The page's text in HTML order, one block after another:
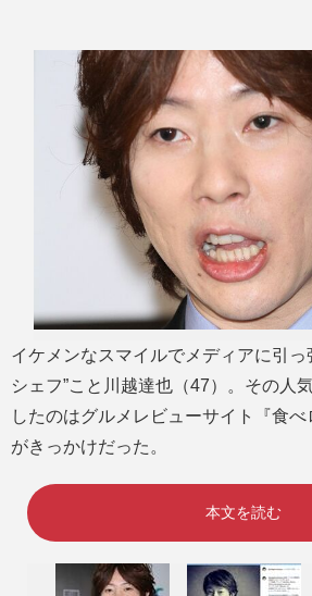
イケメンなスマイルでメディアに引っ
シェフ”こと川越達也（47）。その人
したのはグルメレビューサイト『食
がきっかけだった。
本文を読む